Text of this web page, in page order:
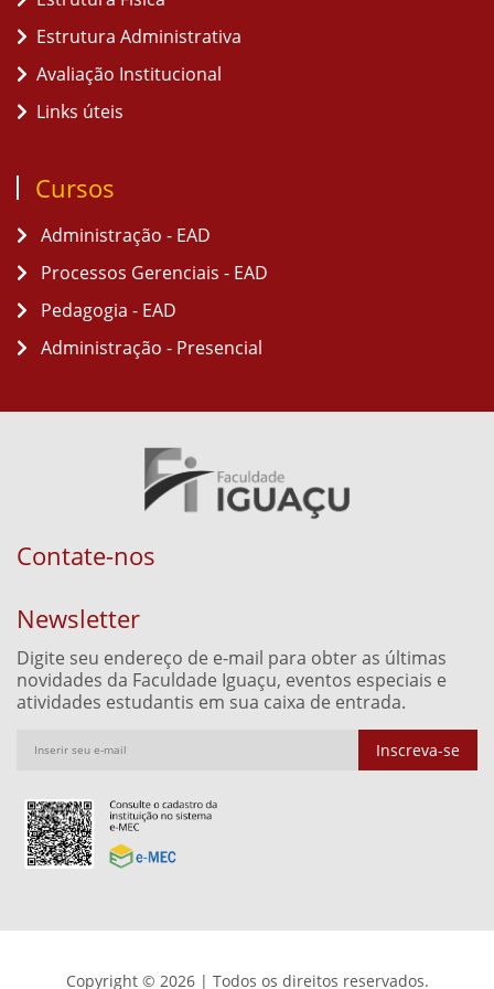
Estrutura Administrativa
Avaliação Institucional
Links úteis
Cursos
Administração - EAD
Processos Gerenciais - EAD
Pedagogia - EAD
Administração - Presencial
Contate-nos
Newsletter
Digite seu endereço de e-mail para obter as últimas
novidades da Faculdade Iguaçu, eventos especiais e
atividades estudantis em sua caixa de entrada.
Inscreva-se
Copyright © 2026 | Todos os direitos reservados.